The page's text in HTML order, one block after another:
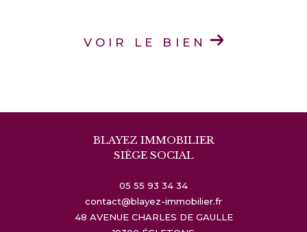
VOIR LE BIEN
BLAYEZ IMMOBILIER
SIÈGE SOCIAL
05 55 93 34 34
contact@blayez-immobilier.fr
48 AVENUE CHARLES DE GAULLE